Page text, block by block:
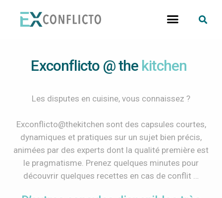
Exconflicto @ the kitchen
Les disputes en cuisine, vous connaissez ?
Exconflicto@thekitchen sont des capsules courtes,
dynamiques et pratiques sur un sujet bien précis,
animées par des experts dont la qualité première est
le pragmatisme. Prenez quelques minutes pour
découvrir quelques recettes en cas de conflit …